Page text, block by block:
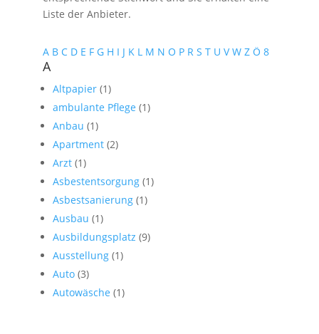
Liste der Anbieter.
A B C D E F G H I J K L M N O P R S T U V W Z Ö 8
A
Altpapier (1)
ambulante Pflege (1)
Anbau (1)
Apartment (2)
Arzt (1)
Asbestentsorgung (1)
Asbestsanierung (1)
Ausbau (1)
Ausbildungsplatz (9)
Ausstellung (1)
Auto (3)
Autowäsche (1)